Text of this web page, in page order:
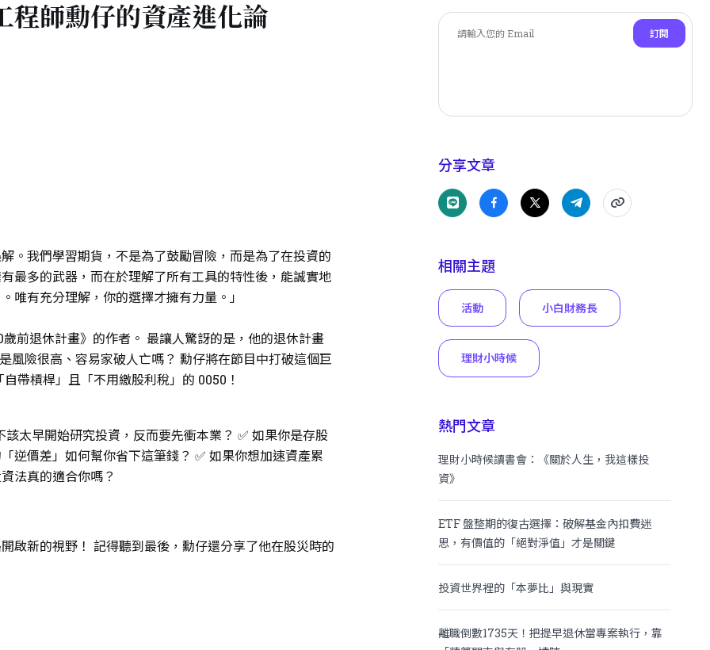
程師勳仔的資產進化論
。我們學習期貨，不是為了鼓勵冒險，而是為了在投資的
最多的武器，而在於理解了所有工具的特性後，能誠實地
唯有充分理解，你的選擇才擁有力量。」
前退休計畫》的作者。 最讓人驚訝的是，他的退休計畫
險很高、容易家破人亡嗎？ 勳仔將在節目中打破這個巨
帶槓桿」且「不用繳股利稅」的 0050！
太早開始研究投資，反而要先衝本業？ ✅ 如果你是存股
逆價差」如何幫你省下這筆錢？ ✅ 如果你想加速資產累
法真的適合你嗎？
啟新的視野！ 記得聽到最後，勳仔還分享了他在股災時的
訂閱
分享文章
相關主題
活動 小白財務長
理財小時候
熱門文章
理財小時候讀書會：《關於人生，我這樣投
資》
ETF 盤整期的復古選擇：破解基金內扣費迷
思，有價值的「絕對淨值」才是關鍵
投資世界裡的「本夢比」與現實
離職倒數1735天！把提早退休當專案執行，靠